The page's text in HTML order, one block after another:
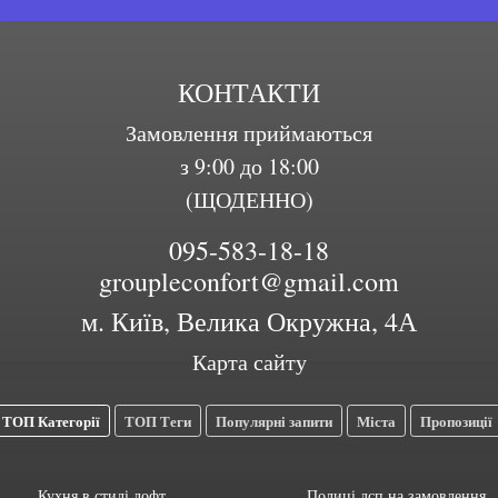
КОНТАКТИ
Замовлення приймаються
з 9:00 до 18:00
(ЩОДЕННО)
095-583-18-18
groupleconfort@gmail.com
м. Київ, Велика Окружна, 4А
Карта сайту
ТОП Категорії ТОП Теги Популярні запити Міста Пропозиції